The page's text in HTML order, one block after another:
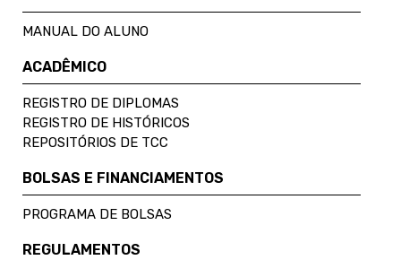
MANUAL DO ALUNO
ACADÊMICO
REGISTRO DE DIPLOMAS
REGISTRO DE HISTÓRICOS
REPOSITÓRIOS DE TCC
BOLSAS E FINANCIAMENTOS
PROGRAMA DE BOLSAS
REGULAMENTOS